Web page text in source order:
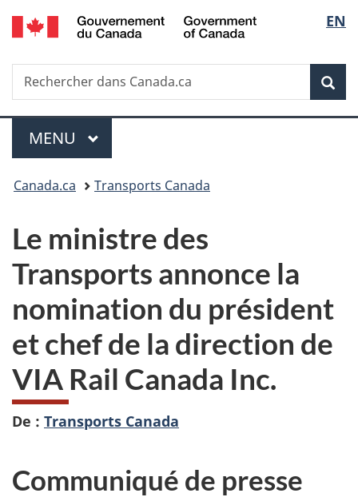
Passer
au
principal
Passer
à
Au
du
Passer
à
version
simplifiée
de
la
EN
Recherche
Rechercher
dans
Menu
MENU PRINCIPAL
Vous
ici :
Canada.ca Transports Canada
Le ministre des
Transports annonce la
nomination du président
et chef de la direction de
VIA Rail Canada Inc.
De : Transports Canada
Communiqué de presse